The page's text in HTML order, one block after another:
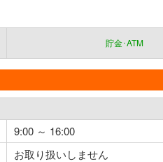
貯金･ATM
9:00 ～ 16:00
お取り扱いしません